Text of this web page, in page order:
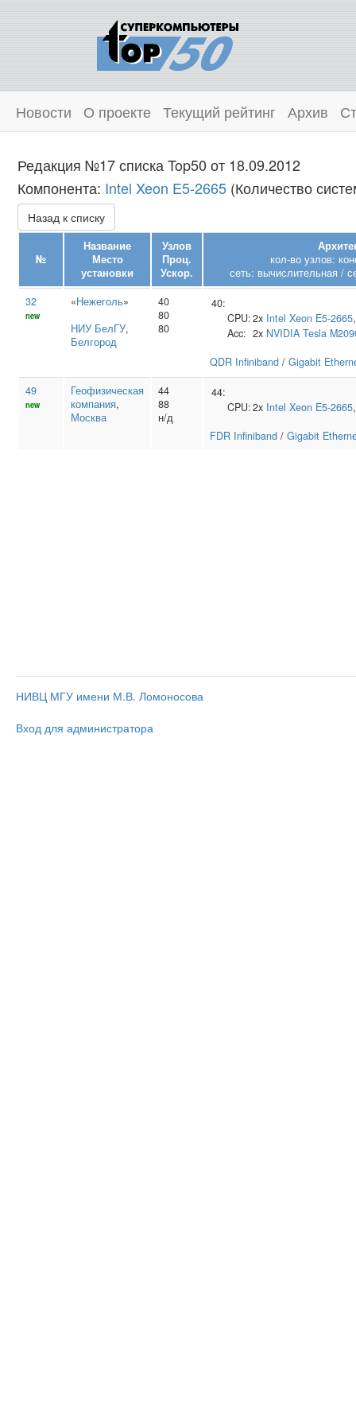
Новости О проекте Текущий рейтинг Архив
Редакция №17 списка Top50 от 18.09.2012
Компонента: Intel Xeon E5-2665 (Количество
Назад к списку
№
Название
Место
установки
Узлов
Проц.
Ускор.
кол-во узлов:
сеть: вычислительная /
32
new
«Нежеголь»
НИУ БелГУ,
Белгород
40
80
80
40:
CPU:2x Intel Xeon E5-2665
Acc: 2x NVIDIA Tesla
QDR Infiniband / Gigabit
49
new
Геофизическая
компания,
Москва
44
88
н/д
44:
CPU:2x Intel Xeon E5-2665
FDR Infiniband / Gigabit
НИВЦ МГУ имени М.В. Ломоносова
Вход для администратора